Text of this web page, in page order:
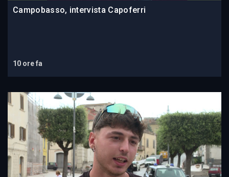
Campobasso, intervista Capoferri
10 ore fa